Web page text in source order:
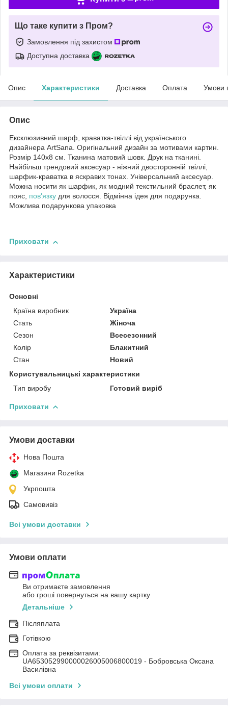
Що таке купити з Пром?
Замовлення під захистом
Доступна доставка
Опис Характеристики Доставка Оплата Умови
Опис
Ексклюзивний шарф, краватка-твіллі від українського
дизайнера ArtSana. Оригінальний дизайн за мотивами картин.
Розмір 140х8 см. Тканина матовий шовк. Друк на тканині.
Найбільш трендовий аксесуар - ніжний двосторонній твіллі,
шарфик-краватка в яскравих тонах. Універсальний аксесуар.
Можна носити як шарфик, як модний текстильний браслет, як
пояс, пов'язку для волосся. Відмінна ідея для подарунка.
Можлива подарункова упаковка
Приховати
Характеристики
Основні
Країна виробник
Україна
Стать
Жіноча
Сезон
Всесезонний
Колір
Блакитний
Стан
Новий
Користувальницькі характеристики
Тип виробу
Готовий виріб
Приховати
Умови доставки
Нова Пошта
Магазини Rozetka
Укрпошта
Самовивіз
Всі умови доставки
Умови оплати
Ви отримаєте замовлення
або гроші повернуться на вашу картку
Детальніше
Післяплата
Готівкою
Оплата за реквізитами:
UA653052990000026005006800019 - Бобровська Оксана
Василівна
Всі умови оплати